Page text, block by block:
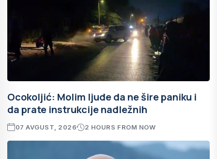
Ocokoljić: Molim ljude da ne šire paniku i
da prate instrukcije nadležnih
07 AVGUST, 2026 2 HOURS FROM NOW